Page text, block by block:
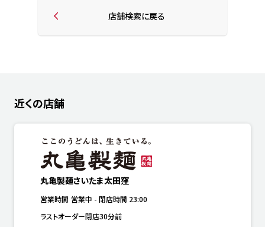
店舗検索に戻る
近くの店舗
丸亀製麺さいたま太田窪
営業時間 営業中 - 閉店時間 23:00
ラストオーダー閉店30分前